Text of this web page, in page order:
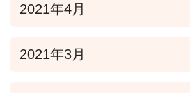
2021年4月
2021年3月